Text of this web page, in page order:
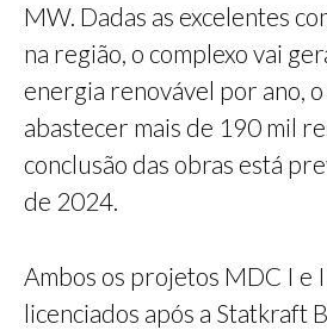
MW. Dadas as excelentes
na região, o complexo vai
energia renovável por ano,
abastecer mais de 190 mil
conclusão das obras está
de 2024.
Ambos os projetos MDC I e
licenciados após a Statkraft